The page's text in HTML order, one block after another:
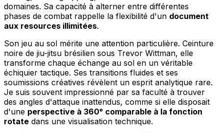
domaines. Sa capacité à alterner entre différentes
phases de combat rappelle la flexibilité d'un document
aux resources illimitées.
Son jeu au sol mérite une attention particulière. Ceinture
noire de jiu-jitsu brésilien sous Trevor Wittman, elle
transforme chaque échange au sol en un véritable
échiquier tactique. Ses transitions fluides et ses
soumissions créatives révèlent un esprit analytique rare.
Je suis souvent impressionné par sa faculté à trouver
des angles d'attaque inattendus, comme si elle disposait
d'une perspective à 360° comparable à la fonction
rotate dans une visualisation technique.